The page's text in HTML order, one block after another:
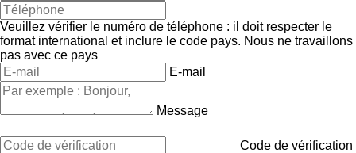
Veuillez vérifier le numéro de téléphone : il doit respecter le
format international et inclure le code pays. Nous ne travaillons
pas avec ce pays
E-mail
Message
Code de vérification